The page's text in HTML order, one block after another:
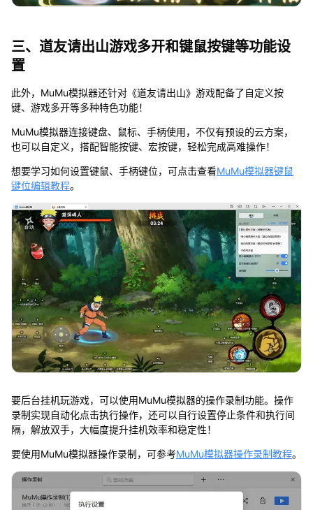
三、道友请出山游戏多开和键鼠按键等功能设
置
此外，MuMu模拟器还针对《道友请出山》游戏配备了自定义按
键、游戏多开等多种特色功能！
MuMu模拟器连接键盘、鼠标、手柄使用，不仅有预设的云方案，
也可以自定义，搭配智能按键、宏按键，轻松完成高难操作！
想要学习如何设置键鼠、手柄键位，可点击查看MuMu模拟器键鼠
键位编辑教程。
要后台挂机玩游戏，可以使用MuMu模拟器的操作录制功能。操作
录制实现自动化点击执行操作，还可以自行设置停止条件和执行间
隔，解放双手，大幅度提升挂机效率和稳定性！
要使用MuMu模拟器操作录制，可参考MuMu模拟器操作录制教程。